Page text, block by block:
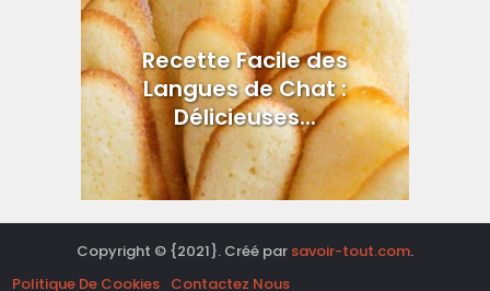
Recette Facile des
Langues de Chat :
Délicieuses...
Copyright © {2021}. Créé par savoir-tout.com.
Politique De Cookies Contactez Nous